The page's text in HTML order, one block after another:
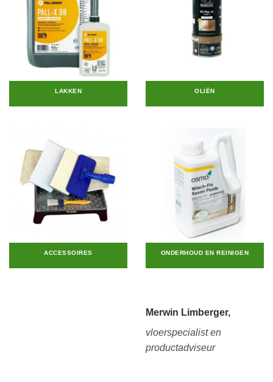
LAKKEN OLIËN
ACCESSOIRES ONDERHOUD EN REINIGEN
Merwin Limberger,
vloerspecialist en
productadviseur